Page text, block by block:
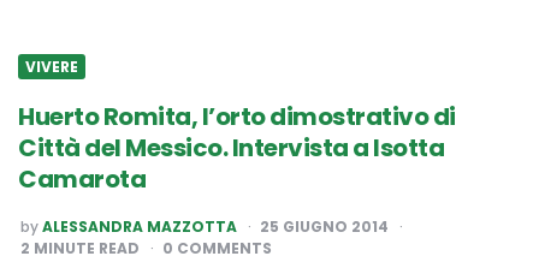
VIVERE
Huerto Romita, l’orto dimostrativo di
Città del Messico. Intervista a Isotta
Camarota
POSTED
BY
byALESSANDRA MAZZOTTA
25 GIUGNO 2014
2 MINUTE READ 0 COMMENTS